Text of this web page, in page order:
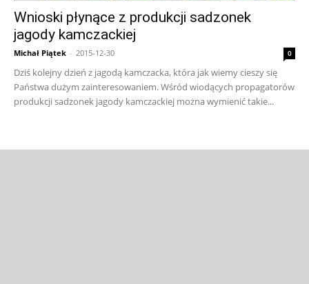
Wnioski płynące z produkcji sadzonek
jagody kamczackiej
Michał Piątek - 2015-12-30 0
Dziś kolejny dzień z jagodą kamczacka, która jak wiemy cieszy się
Państwa dużym zainteresowaniem. Wśród wiodących propagatorów
produkcji sadzonek jagody kamczackiej można wymienić takie...